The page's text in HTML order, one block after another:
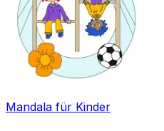
Mandala für Kinder